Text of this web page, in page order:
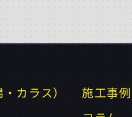
カラス）
施工事例